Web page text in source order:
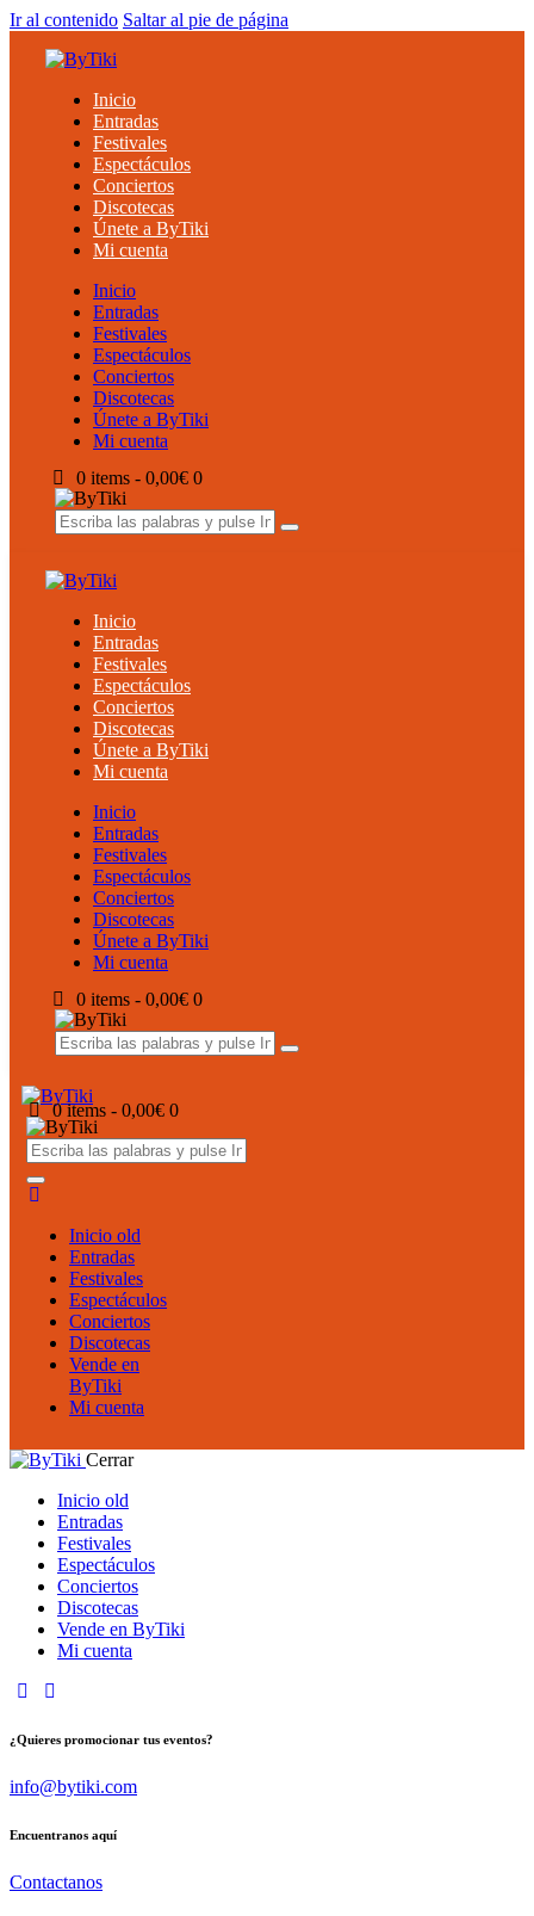
Ir al contenido Saltar al pie de página
Inicio
Entradas
Festivales
Espectáculos
Conciertos
Discotecas
Únete a ByTiki
Mi cuenta
Inicio
Entradas
Festivales
Espectáculos
Conciertos
Discotecas
Únete a ByTiki
Mi cuenta
0 items - 0,00€ 0
Inicio
Entradas
Festivales
Espectáculos
Conciertos
Discotecas
Únete a ByTiki
Mi cuenta
Inicio
Entradas
Festivales
Espectáculos
Conciertos
Discotecas
Únete a ByTiki
Mi cuenta
0 items - 0,00€ 0
0 items - 0,00€ 0
Inicio old
Entradas
Festivales
Espectáculos
Conciertos
Discotecas
Vende en
ByTiki
Mi cuenta
Cerrar
Inicio old
Entradas
Festivales
Espectáculos
Conciertos
Discotecas
Vende en ByTiki
Mi cuenta
instagram
tik-
¿Quieres promocionar tus eventos?
info@bytiki.com
Encuentranos aquí
Contactanos